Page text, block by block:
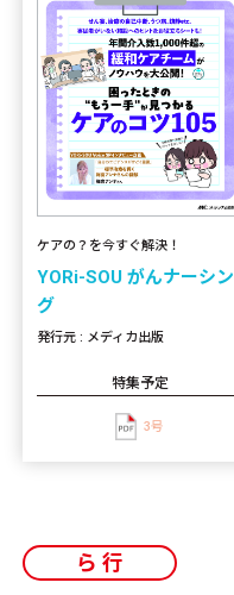
ケアの？を今すぐ解決！
YORi-SOU がんナーシン
グ
発行元 : メディカ出版
特集予定
3号
ら行